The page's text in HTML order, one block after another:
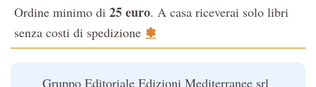
La Fonte del Benessere
Nonsoloscienza
Opere di Julius Evola
La Cabala
Il potere del serpente
Ordine minimo di 25 euro. A casa riceverai solo libri
senza costi di spedizione ✽
Gruppo Editoriale Edizioni Mediterranee srl